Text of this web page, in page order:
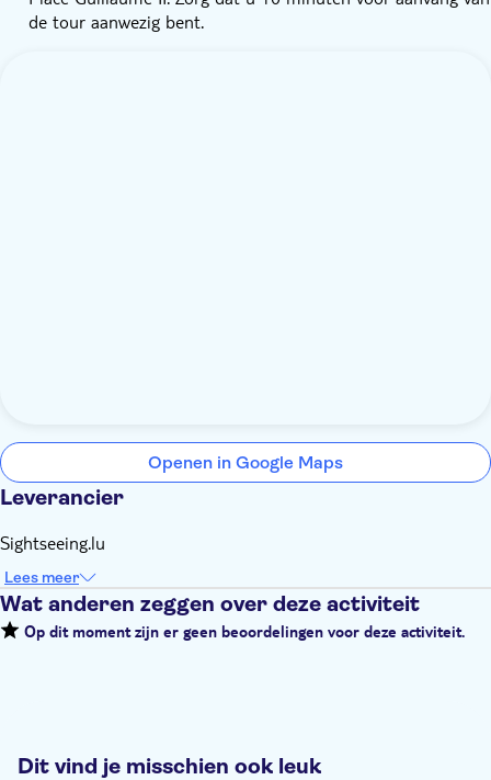
de tour aanwezig bent.
Openen in Google Maps
Leverancier
Sightseeing.lu
Lees meer
Wat anderen zeggen over deze activiteit
Op dit moment zijn er geen beoordelingen voor deze activiteit.
Dit vind je misschien ook leuk